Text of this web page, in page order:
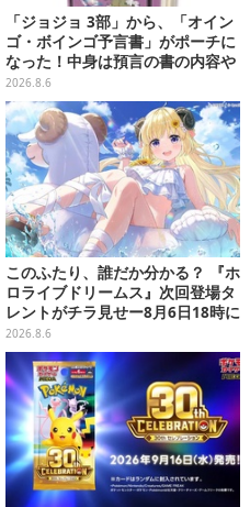
「ジョジョ 3部」から、「オイン
ゴ・ボインゴ予言書」がポーチに
なった！中身は預言の書の内容や
アニメ総柄デザインをプリント
2026.8.6
このふたり、誰だか分かる？ 『ホ
ロライブドリームス』次回登場タ
レントがチラ見せー8月6日18時に
詳細が公開
2026.8.6